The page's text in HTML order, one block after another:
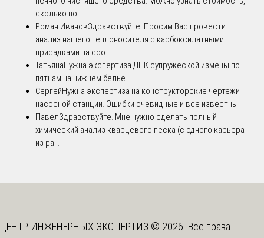
сколько по ...
Роман ИвановЗдравствуйте. Просим Вас провести
анализ нашего теплоносителя с карбоксилатными
присадками на соо...
ТатьянаНужна экспертиза ДНК супружеской измены по
пятнам на нижнем белье
СергейНужна экспертиза на конструкторские чертежи
насосной станции. Ошибки очевидные и все известны.
ПавелЗдравствуйте. Мне нужно сделать полный
химический анализ кварцевого песка (с одного карьера
из ра...
ЦЕНТР ИНЖЕНЕРНЫХ ЭКСПЕРТИЗ © 2026. Все права